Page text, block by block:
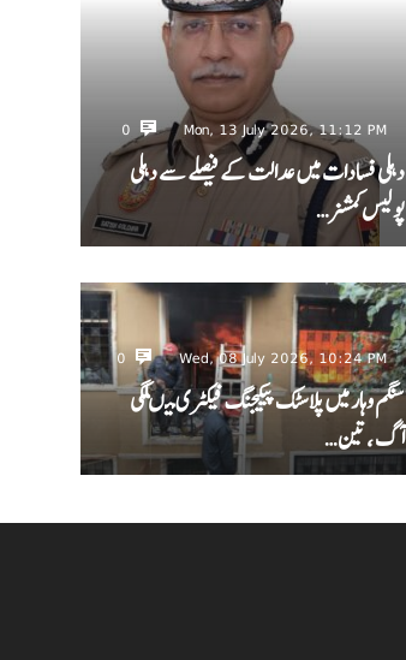
Mon, 13 July 2026, 11:12 PM
0
دہلی فسادات میں عدالت کے فیصلے سے دہلی
پولیس کمشنر…
Wed, 08 July 2026, 10:24 PM
0
سنگم وہار میں پلاسٹک پیکیجنگ فیکٹری میںلگی
آگ ، تین…